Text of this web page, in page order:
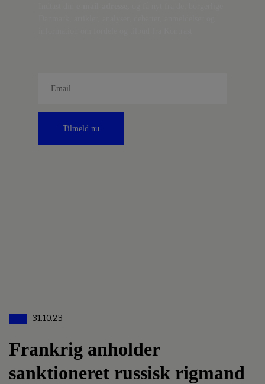
Tilmeld nu
31.10.23
Frankrig anholder
sanktioneret russisk rigmand